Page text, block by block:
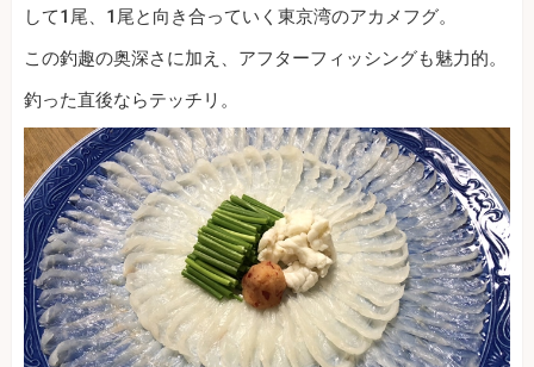
して1尾、1尾と向き合っていく東京湾のアカメフグ。
この釣趣の奥深さに加え、アフターフィッシングも魅力的。
釣った直後ならテッチリ。